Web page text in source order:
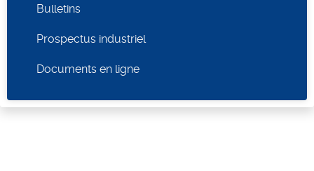
Bulletins
Prospectus industriel
Documents en ligne